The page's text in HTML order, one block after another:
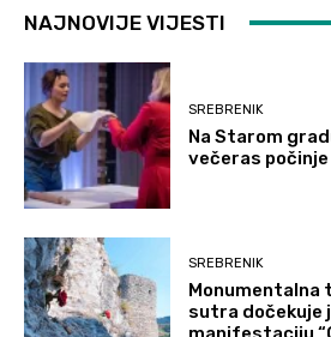
NAJNOVIJE VIJESTI
SREBRENIK
Na Starom
večeras počinje
SREBRENIK
sutra dočekuje